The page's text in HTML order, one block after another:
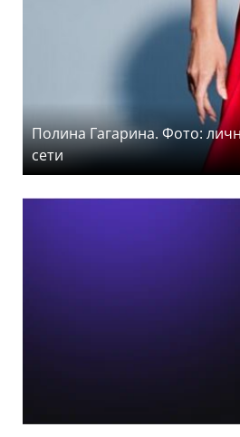
Полина Гагарина. Фото:
сети